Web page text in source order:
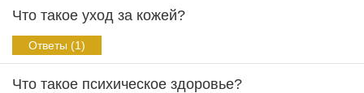
Что такое уход за кожей?
Ответы (1)
Что такое психическое здоровье?